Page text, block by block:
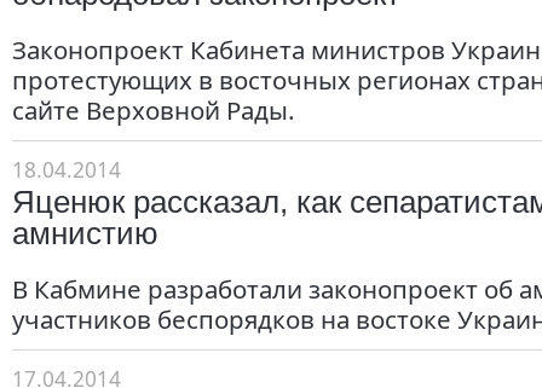
Законопроект Кабинета министров
протестующих в восточных регионах
сайте Верховной Рады.
18.04.2014
Яценюк рассказал, как
амнистию
В Кабмине разработали законопроект об
участников беспорядков на востоке
17.04.2014